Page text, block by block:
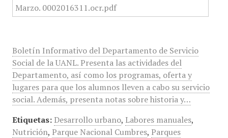
Boletín Informativo del Departamento de Servicio
Social de la UANL. Presenta las actividades del
Departamento, así como los programas, oferta y
lugares para que los alumnos lleven a cabo su servicio
social. Además, presenta notas sobre historia y…
Etiquetas: Desarrollo urbano, Labores manuales,
Nutrición, Parque Nacional Cumbres, Parques